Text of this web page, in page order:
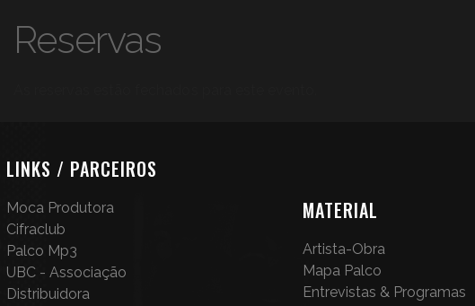
Reservas
LINKS / PARCEIROS
Moca Produtora
Cifraclub
Palco Mp3
UBC - Associação
Distribuidora
MATERIAL
Artista-Obra
Mapa Palco
Entrevistas & Programas